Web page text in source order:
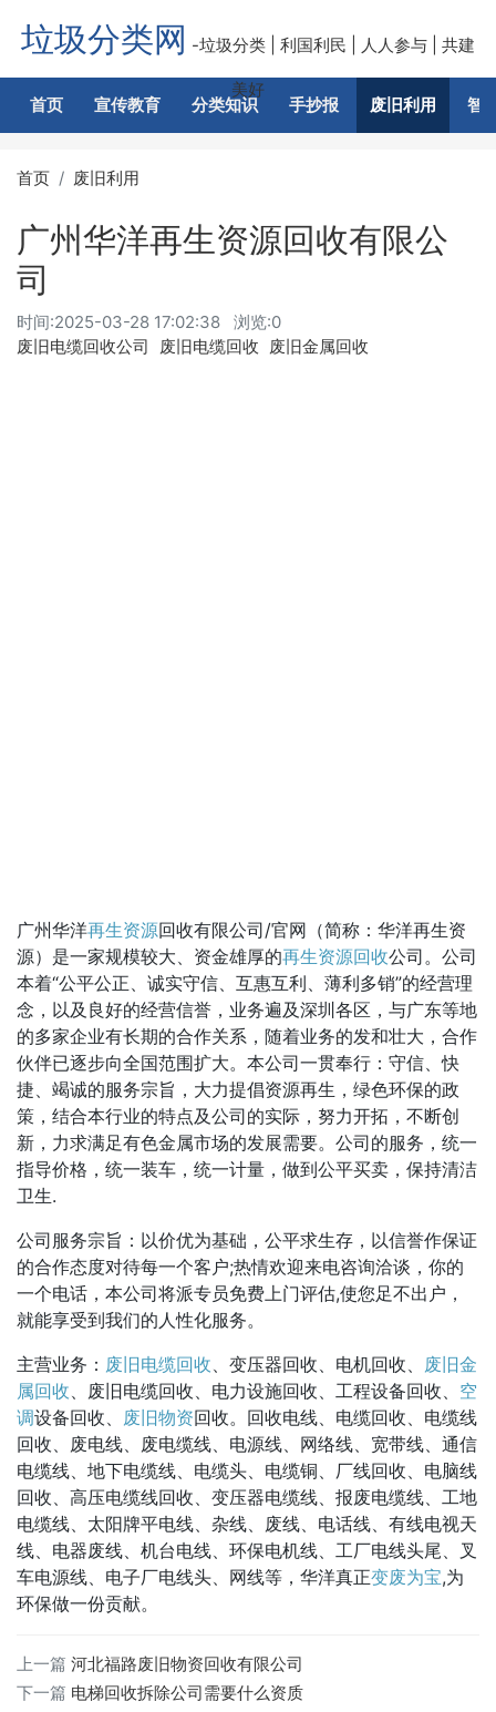
垃圾分类网 -垃圾分类 | 利国利民 | 人人参与 | 共建
美好
首页 宣传教育 分类知识 手抄报 废旧利用 智
首页 废旧利用
广州华洋再生资源回收有限公
司
时间:2025-03-28 17:02:38
浏览:0
废旧电缆回收公司
废旧电缆回收 废旧金属回收
广州华洋再生资源回收有限公司/官网（简称：华洋再生资
源）是一家规模较大、资金雄厚的再生资源回收公司。公司
本着“公平公正、诚实守信、互惠互利、薄利多销”的经营理
念，以及良好的经营信誉，业务遍及深圳各区，与广东等地
的多家企业有长期的合作关系，随着业务的发和壮大，合作
伙伴已逐步向全国范围扩大。本公司一贯奉行：守信、快
捷、竭诚的服务宗旨，大力提倡资源再生，绿色环保的政
策，结合本行业的特点及公司的实际，努力开拓，不断创
新，力求满足有色金属市场的发展需要。公司的服务，统一
指导价格，统一装车，统一计量，做到公平买卖，保持清洁
卫生.
公司服务宗旨：以价优为基础，公平求生存，以信誉作保证
的合作态度对待每一个客户;热情欢迎来电咨询洽谈，你的
一个电话，本公司将派专员免费上门评估,使您足不出户，
就能享受到我们的人性化服务。
主营业务： 废旧电缆回收、变压器回收、电机回收、 废旧金
属回收、废旧电缆回收、电力设施回收、工程设备回收、 空
调设备回收、 废旧物资回收。回收电线、电缆回收、电缆线
回收、废电线、废电缆线、电源线、网络线、宽带线、通信
电缆线、地下电缆线、电缆头、电缆铜、厂线回收、电脑线
回收、高压电缆线回收、变压器电缆线、报废电缆线、工地
电缆线、太阳牌平电线、杂线、废线、电话线、有线电视天
线、电器废线、机台电线、环保电机线、工厂电线头尾、叉
车电源线、电子厂电线头、网线等，华洋真正变废为宝,为
环保做一份贡献。
上一篇 河北福路废旧物资回收有限公司
下一篇 电梯回收拆除公司需要什么资质